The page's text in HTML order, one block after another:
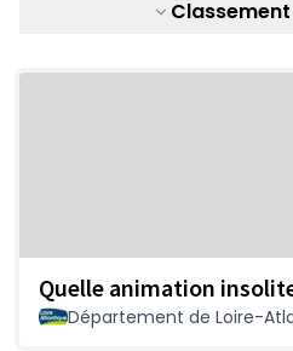
Quelle animation
Département de Loire-